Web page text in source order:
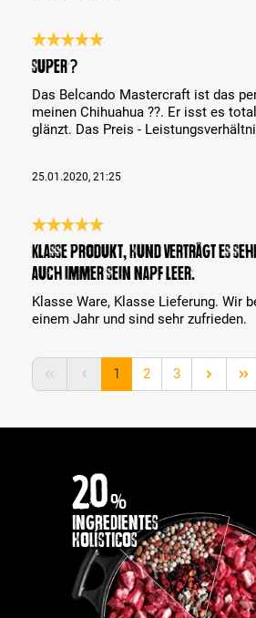
Reseña con calificación de 5 de 5
Super ?
Das Belcando Mastercraft ist das
meinen Chihuahua ??. Er isst es
glänzt. Das Preis -
25.01.2020, 21:25
Reseña con calificación de 5 de 5
Klasse Produkt, Hund verträgt es
auch immer sein Napf leer.
Klasse Ware, Klasse Lieferung. Wir
einem Jahr und sind sehr zufrieden.
Página
1 Página
2 Página
3
20%
INGREDIENTES
HOLÍSTICOS